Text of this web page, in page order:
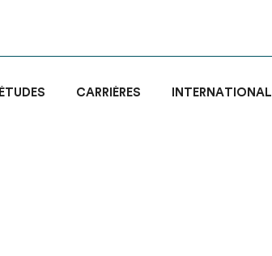
ÉTUDES CARRIÈRES INTERNATIONAL